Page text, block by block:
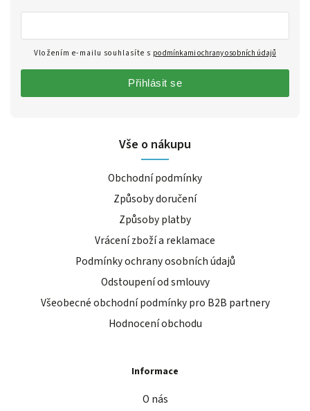
Vše o nákupu
Obchodní podmínky
Způsoby doručení
Způsoby platby
Vrácení zboží a reklamace
Podmínky ochrany osobních údajů
Odstoupení od smlouvy
Všeobecné obchodní podmínky pro B2B partnery
Hodnocení obchodu
Informace
O nás
Vložením e-mailu souhlasíte s podmínkami ochrany osobních údajů
Přihlásit se